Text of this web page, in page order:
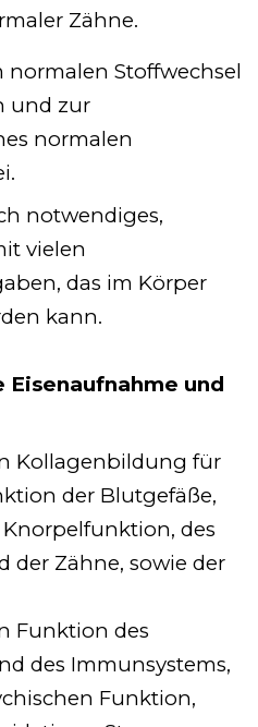
Zähne.
Stoffwechsel
und zur
normalen
notwendiges,
vielen
das im Körper
kann.
und
Kollagenbildung für
der Blutgefäße,
des
der Zähne, sowie der
Funktion des
des Immunsystems,
Funktion,